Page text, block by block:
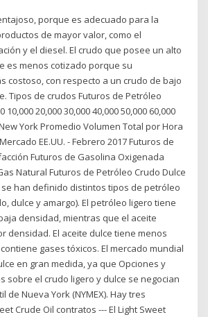
porque es adecuado para la
de mayor valor, como el
y el diesel. El crudo que posee un alto
es menos cotizado porque su
costoso, con respecto a un crudo de bajo
Tipos de crudos Futuros de Petróleo
10,000 20,000 30,000 40,000 50,000 60,000
York Promedio Volumen Total por Hora
EE.UU. - Febrero 2017 Futuros de
Futuros de Gasolina Oxigenada
Natural Futuros de Petróleo Crudo Dulce
se han definido distintos tipos de petróleo
dulce y amargo). El petróleo ligero tiene
densidad, mientras que el aceite
densidad. El aceite dulce tiene menos
gases tóxicos. El mercado mundial
en gran medida, ya que Opciones y
sobre el crudo ligero y dulce se negocian
de Nueva York (NYMEX). Hay tres
Crude Oil contratos --- El Light Sweet